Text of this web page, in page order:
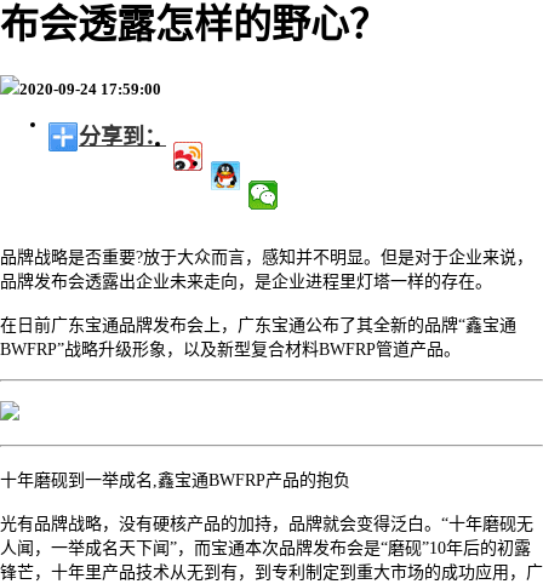
布会透露怎样的野心？
2020-09-24 17:59:00
分享到：
品牌战略是否重要?放于大众而言，感知并不明显。但是对于企业来说，
品牌发布会透露出企业未来走向，是企业进程里灯塔一样的存在。
在日前广东宝通品牌发布会上，广东宝通公布了其全新的品牌“鑫宝通
BWFRP”战略升级形象，以及新型复合材料BWFRP管道产品。
十年磨砚到一举成名 ,鑫宝通BWFRP产品的抱负
光有品牌战略，没有硬核产品的加持，品牌就会变得泛白。 “十年磨砚无
人闻，一举成名天下闻”，而宝通本次品牌发布会是“磨砚”10年后的初露
锋芒，十年里产品技术从无到有，到专利制定到重大市场的成功应用，广